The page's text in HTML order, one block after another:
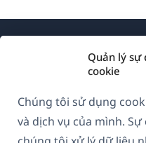
Quản lý sự
cookie
Chúng tôi sử dụng
và dịch vụ của mình.
GDPR &